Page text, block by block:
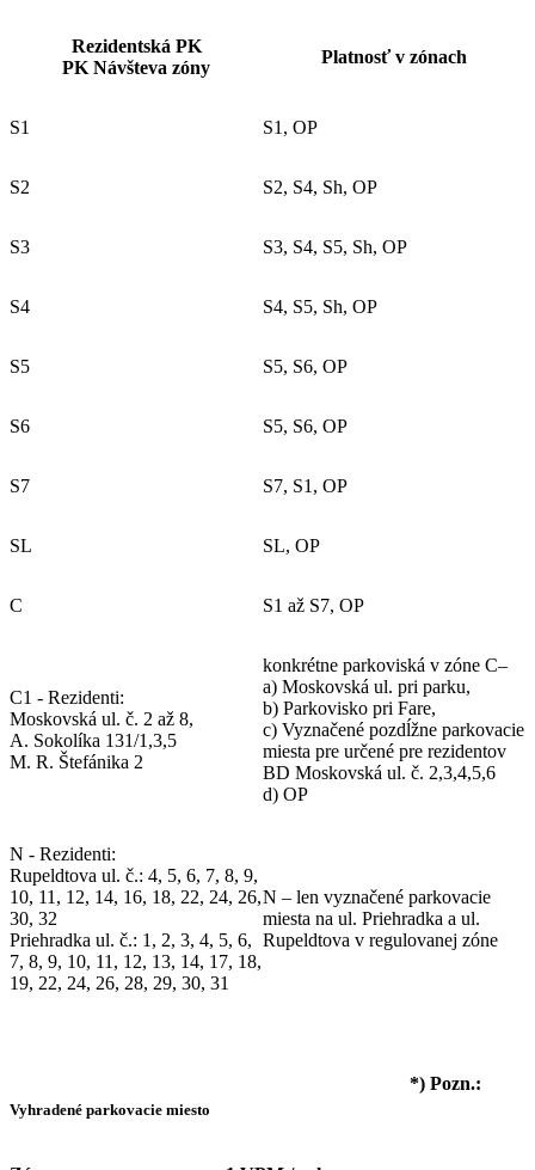
Rezidentská PK
PK Návšteva zóny
Platnosť v zónach
S1 S1, OP
S2 S2, S4, Sh, OP
S3 S3, S4, S5, Sh, OP
S4 S4, S5, Sh, OP
S5 S5, S6, OP
S6 S5, S6, OP
S7 S7, S1, OP
SL SL, OP
C S1 až S7, OP
C1 - Rezidenti:
Moskovská ul. č. 2 až 8,
A. Sokolíka 131/1,3,5
M. R. Štefánika 2
konkrétne parkoviská v zóne C–
a) Moskovská ul. pri parku,
b) Parkovisko pri Fare,
c) Vyznačené pozdĺžne parkovacie
miesta pre určené pre rezidentov
BD Moskovská ul. č. 2,3,4,5,6
d) OP
N - Rezidenti:
Rupeldtova ul. č.: 4, 5, 6, 7, 8, 9,
10, 11, 12, 14, 16, 18, 22, 24, 26,
30, 32
Priehradka ul. č.: 1, 2, 3, 4, 5, 6,
7, 8, 9, 10, 11, 12, 13, 14, 17, 18,
19, 22, 24, 26, 28, 29, 30, 31
N – len vyznačené parkovacie
miesta na ul. Priehradka a ul.
Rupeldtova v regulovanej zóne
Vyhradené parkovacie miesto
*) Pozn.: